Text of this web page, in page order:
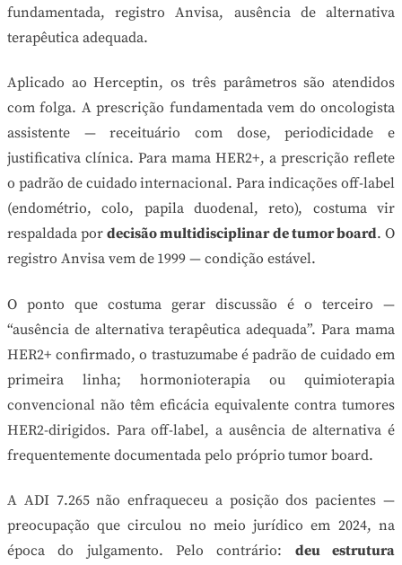
fundamentada, registro Anvisa, ausência de alternativa
terapêutica adequada.
Aplicado ao Herceptin, os três parâmetros são atendidos
com folga. A prescrição fundamentada vem do oncologista
assistente — receituário com dose, periodicidade e
justificativa clínica. Para mama HER2+, a prescrição reflete
o padrão de cuidado internacional. Para indicações off-label
(endométrio, colo, papila duodenal, reto), costuma vir
respaldada pordecisão multidisciplinar de tumor board. O
registro Anvisa vem de 1999 — condição estável.
O ponto que costuma gerar discussão é o terceiro —
“ausência de alternativa terapêutica adequada”. Para mama
HER2+ confirmado, o trastuzumabe é padrão de cuidado em
primeira linha; hormonioterapia ou quimioterapia
convencional não têm eficácia equivalente contra tumores
HER2-dirigidos. Para off-label, a ausência de alternativa é
frequentemente documentada pelo próprio tumor board.
A ADI 7.265 não enfraqueceu a posição dos pacientes —
preocupação que circulou no meio jurídico em 2024, na
época do julgamento. Pelo contrário: deu estrutura